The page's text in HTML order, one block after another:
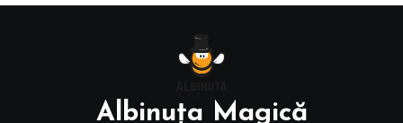
Albinuţa Magică